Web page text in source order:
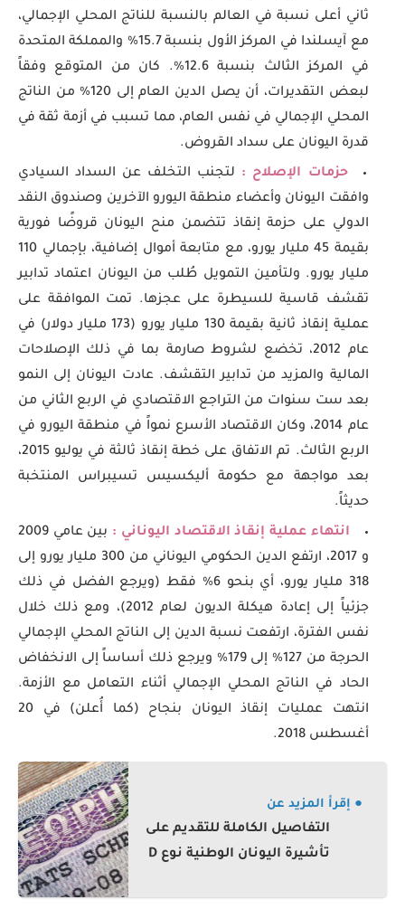
ثاني أعلى نسبة في العالم بالنسبة للناتج المحلي الإجمالي،
مع آيسلندا في المركز الأول بنسبة 15.7% والمملكة المتحدة
في المركز الثالث بنسبة 12.6%. كان من المتوقع وفقاً
لبعض التقديرات، أن يصل الدين العام إلى 120% من الناتج
المحلي الإجمالي في نفس العام، مما تسبب في أزمة ثقة في
قدرة اليونان على سداد القروض.
حزمات الإصلاح : لتجنب التخلف عن السداد السيادي
وافقت اليونان وأعضاء منطقة اليورو الآخرين وصندوق النقد
الدولي على حزمة إنقاذ تتضمن منح اليونان قروضًا فورية
بقيمة 45 مليار يورو، مع متابعة أموال إضافية، بإجمالي 110
مليار يورو. ولتأمين التمويل طُلب من اليونان اعتماد تدابير
تقشف قاسية للسيطرة على عجزها. تمت الموافقة على
عملية إنقاذ ثانية بقيمة 130 مليار يورو (173 مليار دولار) في
عام 2012، تخضع لشروط صارمة بما في ذلك الإصلاحات
المالية والمزيد من تدابير التقشف. عادت اليونان إلى النمو
بعد ست سنوات من التراجع الاقتصادي في الربع الثاني من
عام 2014، وكان الاقتصاد الأسرع نمواً في منطقة اليورو في
الربع الثالث. تم الاتفاق على خطة إنقاذ ثالثة في يوليو 2015،
بعد مواجهة مع حكومة أليكسيس تسيبراس المنتخبة
حديثاً.
انتهاء عملية إنقاذ الاقتصاد اليوناني :
بين عامي 2009
و 2017، ارتفع الدين الحكومي اليوناني من 300 مليار يورو إلى
318 مليار يورو، أي بنحو 6% فقط (ويرجع الفضل في ذلك
جزئياً إلى إعادة هيكلة الديون لعام 2012)، ومع ذلك خلال
نفس الفترة، ارتفعت نسبة الدين إلى الناتج المحلي الإجمالي
الحرجة من 127% إلى 179% ويرجع ذلك أساساً إلى الانخفاض
الحاد في الناتج المحلي الإجمالي أثناء التعامل مع الأزمة.
انتهت عمليات إنقاذ اليونان بنجاح (كما أُعلن) في 20
أغسطس 2018.
● إقرأ المزيد عن
التفاصيل الكاملة للتقديم على
تأشيرة اليونان الوطنية نوع D